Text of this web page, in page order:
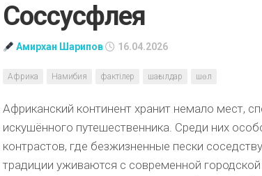
Соссусфлея
Амирхан Шарипов 16.04.2026
Африка Намибия фактілер шағылдар шөл
Африканский континент хранит немало мест,
искушённого путешественника. Среди них
контрастов, где безжизненные пески
традиции уживаются с современной